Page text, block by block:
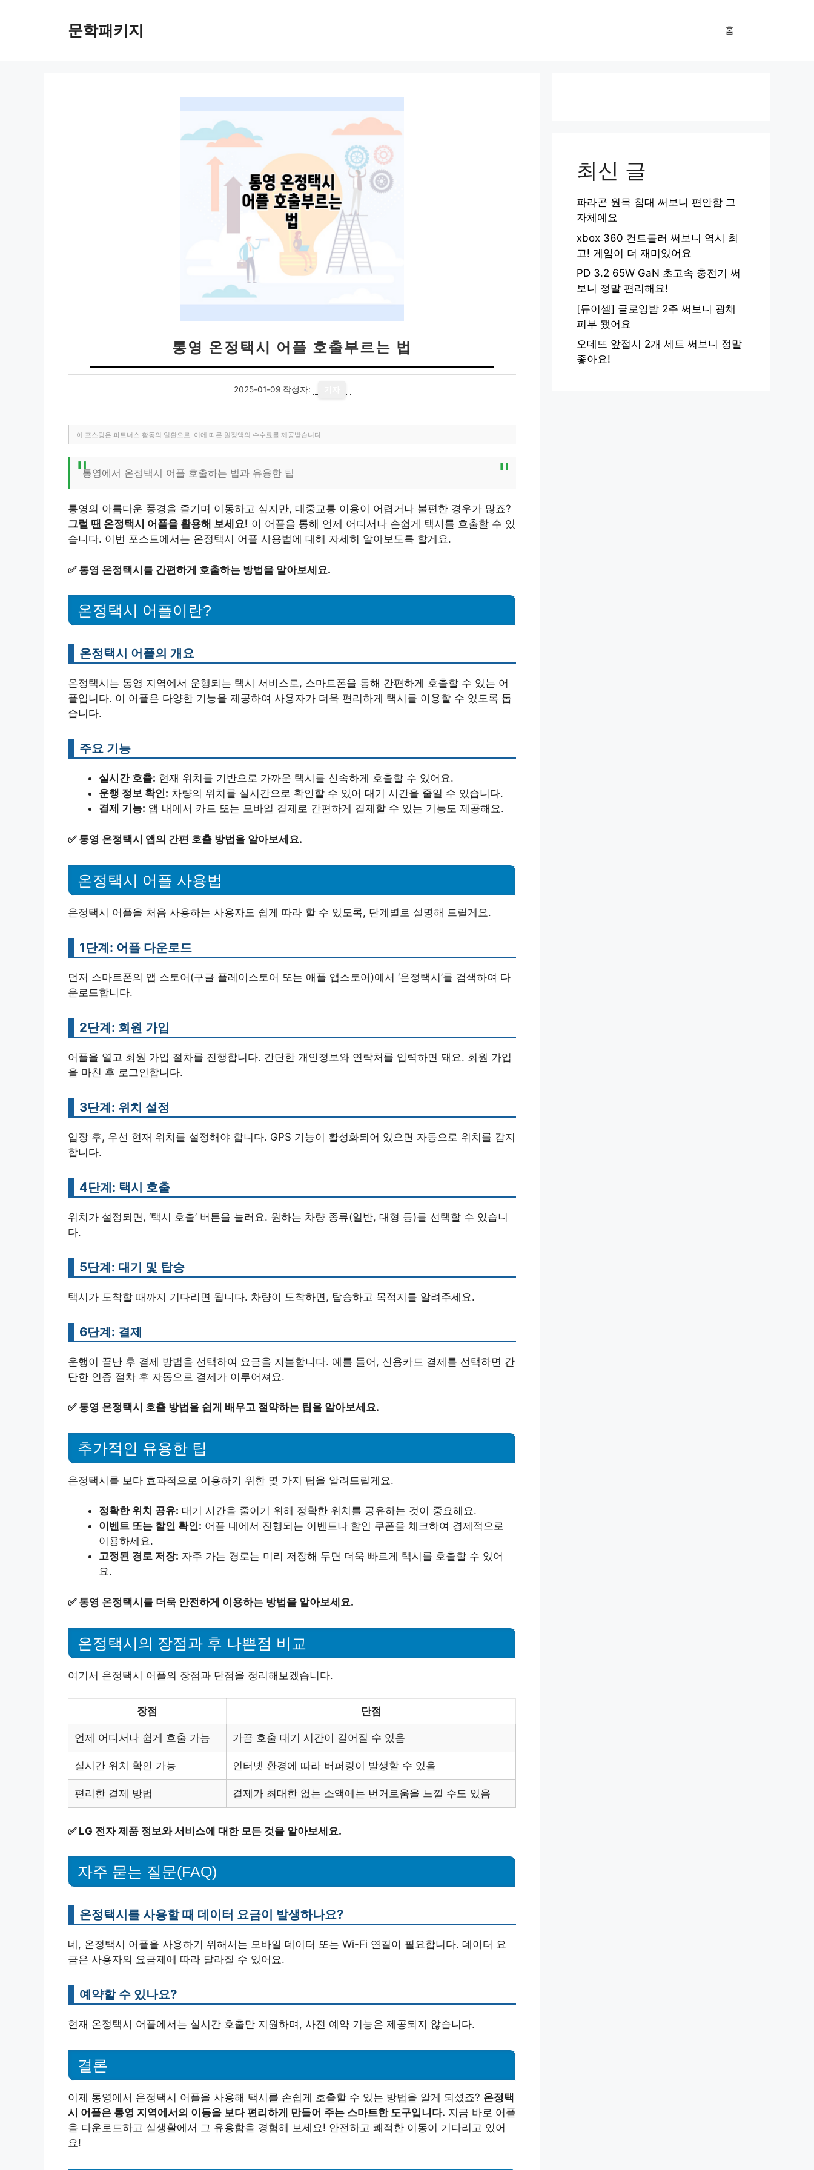
문학패키지 홈
통영 온정택시 어플 호출부르는 법
2025-01-09 작성자:
이 포스팅은 파트너스 활동의 일환으로, 이에 따른 일정액의 수수료를 제공받습니다.
통영에서 온정택시 어플 호출하는 법과 유용한 팁
통영의 아름다운 풍경을 즐기며 이동하고 싶지만, 대중교통 이용이 어렵거나 불편한 경우가 많죠?
그럴 땐 온정택시 어플을 활용해 보세요! 이 어플을 통해 언제 어디서나 손쉽게 택시를 호출할 수 있
습니다. 이번 포스트에서는 온정택시 어플 사용법에 대해 자세히 알아보도록 할게요.
✅ 통영 온정택시를 간편하게 호출하는 방법을 알아보세요.
온정택시 어플이란?
온정택시 어플의 개요
온정택시는 통영 지역에서 운행되는 택시 서비스로, 스마트폰을 통해 간편하게 호출할 수 있는 어
플입니다. 이 어플은 다양한 기능을 제공하여 사용자가 더욱 편리하게 택시를 이용할 수 있도록 돕
습니다.
주요 기능
실시간 호출: 현재 위치를 기반으로 가까운 택시를 신속하게 호출할 수 있어요.
운행 정보 확인: 차량의 위치를 실시간으로 확인할 수 있어 대기 시간을 줄일 수 있습니다.
결제 기능: 앱 내에서 카드 또는 모바일 결제로 간편하게 결제할 수 있는 기능도 제공해요.
✅ 통영 온정택시 앱의 간편 호출 방법을 알아보세요.
온정택시 어플 사용법
온정택시 어플을 처음 사용하는 사용자도 쉽게 따라 할 수 있도록, 단계별로 설명해 드릴게요.
1단계: 어플 다운로드
먼저 스마트폰의 앱 스토어(구글 플레이스토어 또는 애플 앱스토어)에서 ‘온정택시’를 검색하여 다
운로드합니다.
2단계: 회원 가입
어플을 열고 회원 가입 절차를 진행합니다. 간단한 개인정보와 연락처를 입력하면 돼요. 회원 가입
을 마친 후 로그인합니다.
3단계: 위치 설정
입장 후, 우선 현재 위치를 설정해야 합니다. GPS 기능이 활성화되어 있으면 자동으로 위치를 감지
합니다.
4단계: 택시 호출
위치가 설정되면, ‘택시 호출’ 버튼을 눌러요. 원하는 차량 종류(일반, 대형 등)를 선택할 수 있습니
다.
5단계: 대기 및 탑승
택시가 도착할 때까지 기다리면 됩니다. 차량이 도착하면, 탑승하고 목적지를 알려주세요.
6단계: 결제
운행이 끝난 후 결제 방법을 선택하여 요금을 지불합니다. 예를 들어, 신용카드 결제를 선택하면 간
단한 인증 절차 후 자동으로 결제가 이루어져요.
✅ 통영 온정택시 호출 방법을 쉽게 배우고 절약하는 팁을 알아보세요.
추가적인 유용한 팁
온정택시를 보다 효과적으로 이용하기 위한 몇 가지 팁을 알려드릴게요.
정확한 위치 공유: 대기 시간을 줄이기 위해 정확한 위치를 공유하는 것이 중요해요.
이벤트 또는 할인 확인: 어플 내에서 진행되는 이벤트나 할인 쿠폰을 체크하여 경제적으로
이용하세요.
고정된 경로 저장: 자주 가는 경로는 미리 저장해 두면 더욱 빠르게 택시를 호출할 수 있어
요.
✅ 통영 온정택시를 더욱 안전하게 이용하는 방법을 알아보세요.
온정택시의 장점과 후 나쁜점 비교
여기서 온정택시 어플의 장점과 단점을 정리해보겠습니다.
장점 단점
언제 어디서나 쉽게 호출 가능 가끔 호출 대기 시간이 길어질 수 있음
실시간 위치 확인 가능 인터넷 환경에 따라 버퍼링이 발생할 수 있음
편리한 결제 방법 결제가 최대한 없는 소액에는 번거로움을 느낄 수도 있음
✅ LG 전자 제품 정보와 서비스에 대한 모든 것을 알아보세요.
자주 묻는 질문(FAQ)
온정택시를 사용할 때 데이터 요금이 발생하나요?
네, 온정택시 어플을 사용하기 위해서는 모바일 데이터 또는 Wi-Fi 연결이 필요합니다. 데이터 요
금은 사용자의 요금제에 따라 달라질 수 있어요.
예약할 수 있나요?
현재 온정택시 어플에서는 실시간 호출만 지원하며, 사전 예약 기능은 제공되지 않습니다.
결론
이제 통영에서 온정택시 어플을 사용해 택시를 손쉽게 호출할 수 있는 방법을 알게 되셨죠? 온정택
시 어플은 통영 지역에서의 이동을 보다 편리하게 만들어 주는 스마트한 도구입니다. 지금 바로 어플
을 다운로드하고 실생활에서 그 유용함을 경험해 보세요! 안전하고 쾌적한 이동이 기다리고 있어
요!
최신 글
파라곤 원목 침대 써보니 편안함 그
자체예요
xbox 360 컨트롤러 써보니 역시 최
고! 게임이 더 재미있어요
PD 3.2 65W GaN 초고속 충전기 써
보니 정말 편리해요!
[듀이셀] 글로잉밤 2주 써보니 광채
피부 됐어요
오데뜨 앞접시 2개 세트 써보니 정말
좋아요!